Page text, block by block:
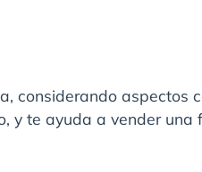
considerando aspectos
y te ayuda a vender una